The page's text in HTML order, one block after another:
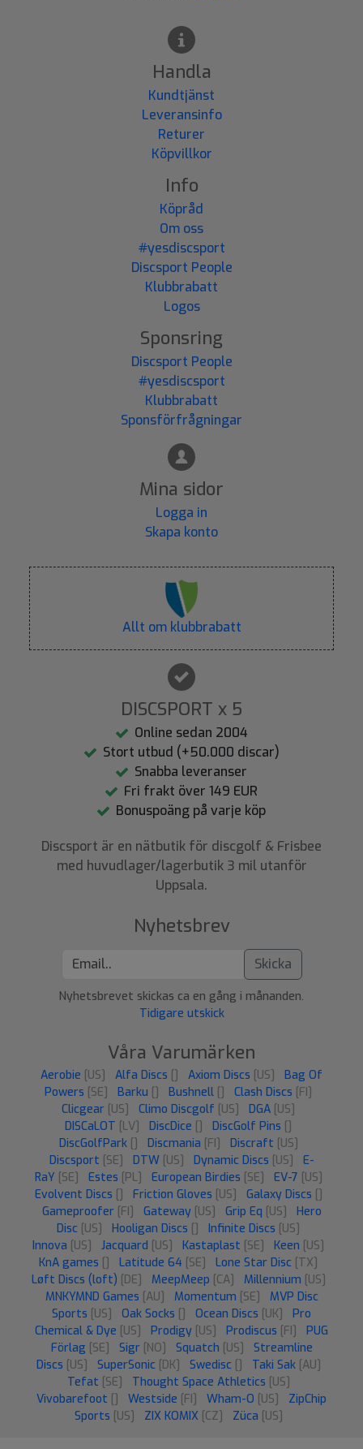
Handla
Kundtjänst
Leveransinfo
Returer
Köpvillkor
Info
Köpråd
Om oss
#yesdiscsport
Discsport People
Klubbrabatt
Logos
Sponsring
Discsport People
#yesdiscsport
Klubbrabatt
Sponsförfrågningar
Mina sidor
Logga in
Skapa konto
Allt om klubbrabatt
DISCSPORT x 5
Online sedan 2004
Stort utbud (+50.000 discar)
Snabba leveranser
Fri frakt över 149 EUR
Bonuspoäng på varje köp
Discsport är en nätbutik för discgolf & Frisbee
med huvudlager/lagerbutik 3 mil utanför
Uppsala.
Nyhetsbrev
Skicka
Nyhetsbrevet skickas ca en gång i månanden.
Tidigare utskick
Våra Varumärken
Aerobie [US] Alfa Discs [] Axiom Discs [US]
Bag Of
Powers [SE] Barku [] Bushnell [] Clash Discs [FI]
Clicgear [US] Climo Discgolf [US] DGA [US]
DISCaLOT [LV] DiscDice [] DiscGolf Pins []
DiscGolfPark [] Discmania [FI] Discraft [US]
Discsport [SE] DTW [US] Dynamic Discs [US]
E-
RaY [SE] Estes [PL] European Birdies [SE] EV-7 [US]
Evolvent Discs [] Friction Gloves [US] Galaxy Discs []
Gameproofer [FI] Gateway [US] Grip Eq [US]
Hero
Disc [US] Hooligan Discs [] Infinite Discs [US]
Innova [US] Jacquard [US] Kastaplast [SE] Keen [US]
KnA games [] Latitude 64 [SE] Lone Star Disc [TX]
Løft Discs (loft) [DE] MeepMeep [CA] Millennium [US]
MNKYMND Games [AU] Momentum [SE]
MVP Disc
Sports [US] Oak Socks [] Ocean Discs [UK]
Pro
Chemical & Dye [US] Prodigy [US] Prodiscus [FI]
PUG
Förlag [SE] Sigr [NO] Squatch [US]
Streamline
Discs [US] SuperSonic [DK] Swedisc [] Taki Sak [AU]
Tefat [SE] Thought Space Athletics [US]
Vivobarefoot [] Westside [FI] Wham-O [US]
ZipChip
Sports [US] ZIX KOMIX [CZ] Züca [US]